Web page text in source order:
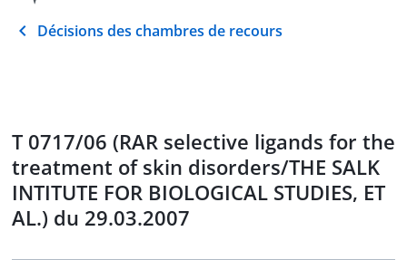
Décisions des chambres de recours
T 0717/06 (RAR selective ligands for the
treatment of skin disorders/THE SALK
INTITUTE FOR BIOLOGICAL STUDIES, ET
AL.) du 29.03.2007